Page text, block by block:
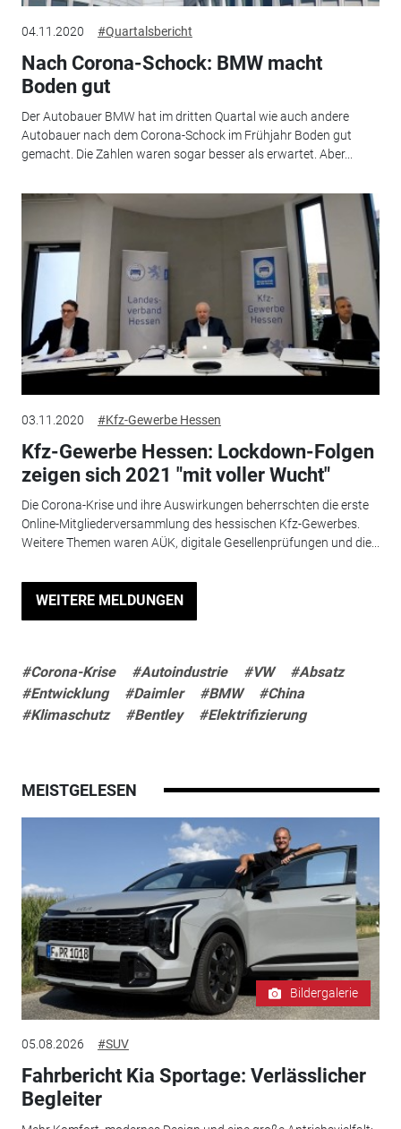
04.11.2020 #Quartalsbericht
Nach Corona-Schock: BMW macht
Boden gut
Der Autobauer BMW hat im dritten Quartal wie auch andere
Autobauer nach dem Corona-Schock im Frühjahr Boden gut
gemacht. Die Zahlen waren sogar besser als erwartet. Aber...
03.11.2020 #Kfz-Gewerbe Hessen
Kfz-Gewerbe Hessen: Lockdown-Folgen
zeigen sich 2021 "mit voller Wucht"
Die Corona-Krise und ihre Auswirkungen beherrschten die erste
Online-Mitgliederversammlung des hessischen Kfz-Gewerbes.
Weitere Themen waren AÜK, digitale Gesellenprüfungen und die...
WEITERE MELDUNGEN
#Corona-Krise #Autoindustrie #VW
#Absatz
#Entwicklung
#Daimler #BMW
#China
#Klimaschutz
#Bentley #Elektrifizierung
MEISTGELESEN
Bildergalerie
05.08.2026 #SUV
Fahrbericht Kia Sportage: Verlässlicher
Begleiter